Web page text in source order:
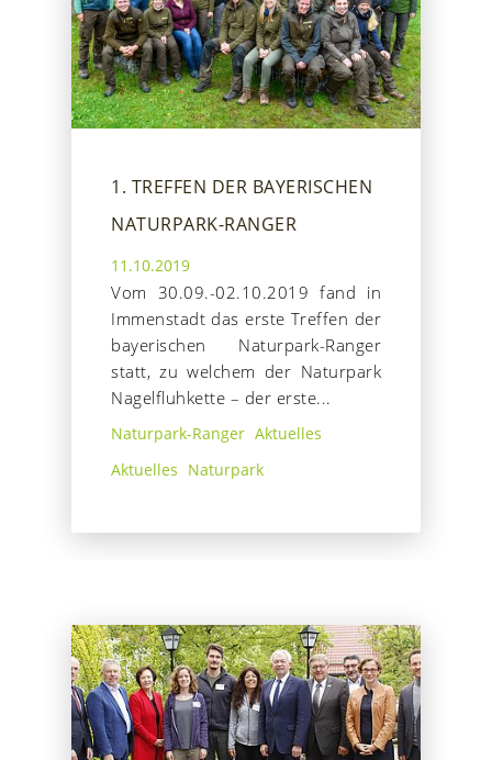
1. TREFFEN DER BAYERISCHEN
NATURPARK-RANGER
11.10.2019
Vom 30.09.-02.10.2019 fand in
Immenstadt das erste Treffen der
bayerischen Naturpark-Ranger
statt, zu welchem der Naturpark
Nagelfluhkette – der erste...
Naturpark-Ranger Aktuelles
Aktuelles Naturpark